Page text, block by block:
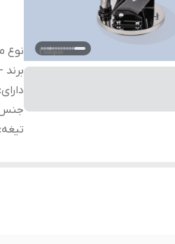
نوع
دارای:
تیغه: